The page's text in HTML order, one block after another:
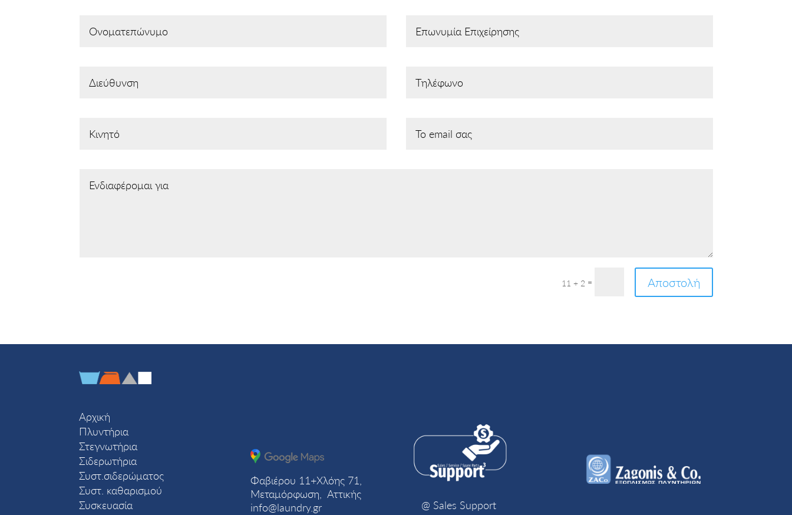
11 + 2 = Αποστολή
Αρχική
Πλυντήρια
Στεγνωτήρια
Σιδερωτήρια
Συστ.σιδερώματος
Συστ. καθαρισμού
Συσκευασία
Φαβιέρου 11+Χλόης 71,
Μεταμόρφωση, Αττικής
info@laundry.gr
@ Sales Support